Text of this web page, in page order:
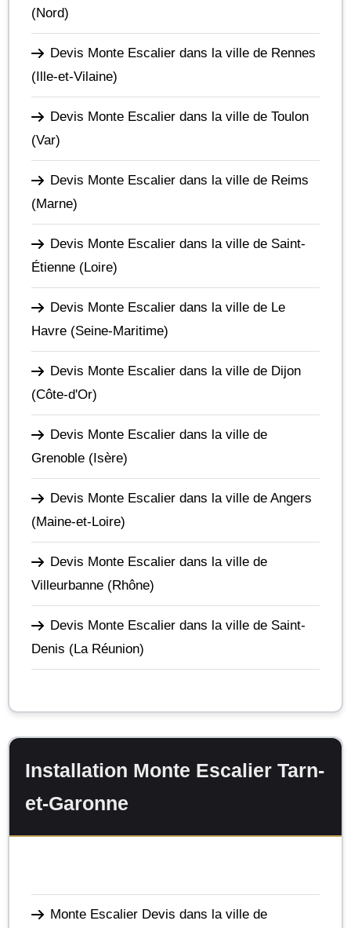
(Nord)
Devis Monte Escalier dans la ville de Rennes
(Ille-et-Vilaine)
Devis Monte Escalier dans la ville de Toulon
(Var)
Devis Monte Escalier dans la ville de Reims
(Marne)
Devis Monte Escalier dans la ville de Saint-
Étienne (Loire)
Devis Monte Escalier dans la ville de Le
Havre (Seine-Maritime)
Devis Monte Escalier dans la ville de Dijon
(Côte-d'Or)
Devis Monte Escalier dans la ville de
Grenoble (Isère)
Devis Monte Escalier dans la ville de Angers
(Maine-et-Loire)
Devis Monte Escalier dans la ville de
Villeurbanne (Rhône)
Devis Monte Escalier dans la ville de Saint-
Denis (La Réunion)
Installation Monte Escalier Tarn-
et-Garonne
Monte Escalier Devis dans la ville de